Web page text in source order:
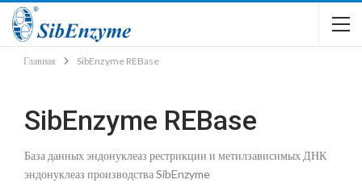
Главная SibEnzyme REBase
SibEnzyme REBase
База данных эндонуклеаз рестрикции и метилзависимых ДНК
эндонуклеаз производства SibEnzyme